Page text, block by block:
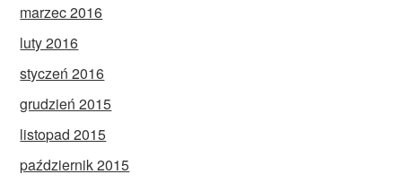
marzec 2016
luty 2016
styczeń 2016
grudzień 2015
listopad 2015
październik 2015